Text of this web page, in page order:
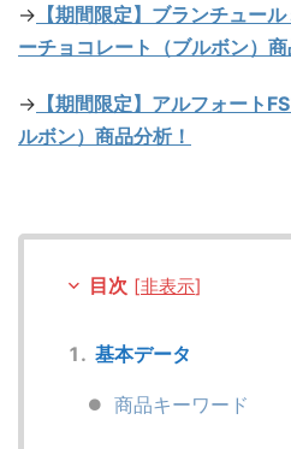
→ 【期間限定】ブランチュー
ーチョコレート（ブルボン）商
→ 【期間限定】アルフォート
ルボン）商品分析！
目次 [非表示]
基本データ
商品キーワード